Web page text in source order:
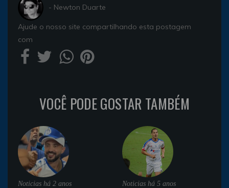
- Newton Duarte
Ajude o nosso site compartilhando esta postagem
com
VOCÊ PODE GOSTAR TAMBÉM
Noticias há 2 anos Noticias há 5 anos